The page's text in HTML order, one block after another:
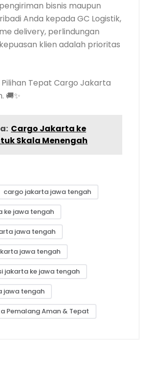
bisnis maupun
Anda kepada GC Logistik,
delivery, perlindungan
klien adalah prioritas
Pilihan Tepat Cargo Jakarta
🚚✨
Cargo Jakarta ke
Skala Menengah
cargo jakarta jawa tengah
ke jawa tengah
jawa tengah
jawa tengah
jakarta ke jawa tengah
jawa tengah
Pemalang Aman & Tepat